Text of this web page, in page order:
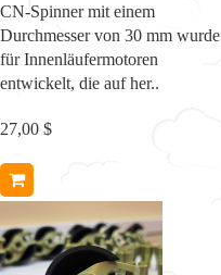
CN-Spinner mit einem
Durchmesser von 30 mm wurde
für Innenläufermotoren
entwickelt, die auf her..
27,00 $